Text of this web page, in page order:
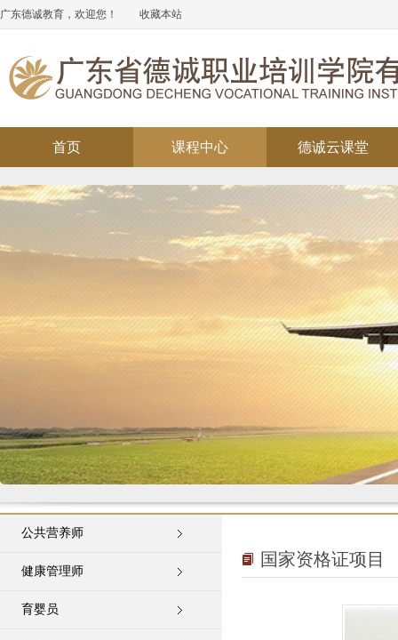
广东德诚教育，欢迎您！ 收藏本站
首页 课程中心 德诚云课堂
公共营养师
健康管理师
育婴员
国家资格证项目